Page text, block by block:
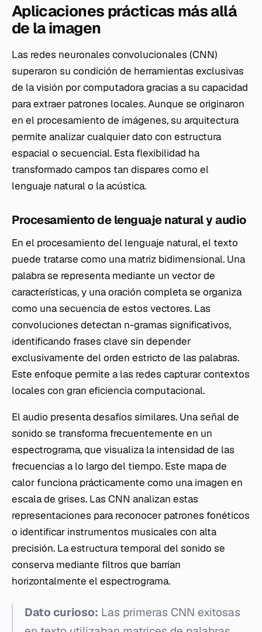
Aplicaciones prácticas más allá
de la imagen
Las redes neuronales convolucionales (CNN)
superaron su condición de herramientas exclusivas
de la visión por computadora gracias a su capacidad
para extraer patrones locales. Aunque se originaron
en el procesamiento de imágenes, su arquitectura
permite analizar cualquier dato con estructura
espacial o secuencial. Esta flexibilidad ha
transformado campos tan dispares como el
lenguaje natural o la acústica.
Procesamiento de lenguaje natural y audio
En el procesamiento del lenguaje natural, el texto
puede tratarse como una matriz bidimensional. Una
palabra se representa mediante un vector de
características, y una oración completa se organiza
como una secuencia de estos vectores. Las
convoluciones detectan n-gramas significativos,
identificando frases clave sin depender
exclusivamente del orden estricto de las palabras.
Este enfoque permite a las redes capturar contextos
locales con gran eficiencia computacional.
El audio presenta desafíos similares. Una señal de
sonido se transforma frecuentemente en un
espectrograma, que visualiza la intensidad de las
frecuencias a lo largo del tiempo. Este mapa de
calor funciona prácticamente como una imagen en
escala de grises. Las CNN analizan estas
representaciones para reconocer patrones fonéticos
o identificar instrumentos musicales con alta
precisión. La estructura temporal del sonido se
conserva mediante filtros que barrían
horizontalmente el espectrograma.
Dato curioso: Las primeras CNN exitosas